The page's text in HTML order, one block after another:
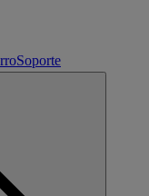
Soporte